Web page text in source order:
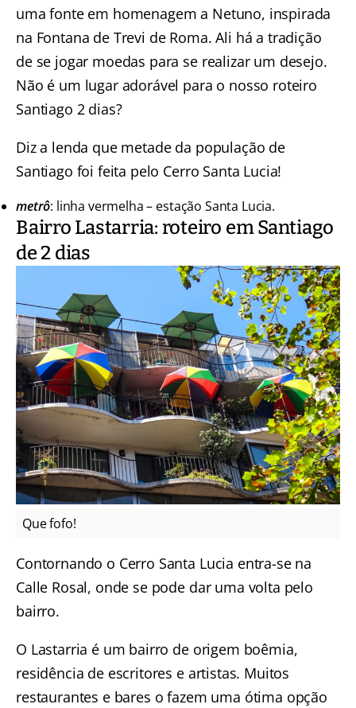
uma fonte em homenagem a Netuno, inspirada
na Fontana de Trevi de Roma. Ali há a tradição
de se jogar moedas para se realizar um desejo.
Não é um lugar adorável para o nosso roteiro
Santiago 2 dias?
Diz a lenda que metade da população de
Santiago foi feita pelo Cerro Santa Lucia!
metrô: linha vermelha – estação Santa Lucia.
Bairro Lastarria: roteiro em Santiago
de 2 dias
Que fofo!
Contornando o Cerro Santa Lucia entra-se na
Calle Rosal, onde se pode dar uma volta pelo
bairro.
O Lastarria é um bairro de origem boêmia,
residência de escritores e artistas. Muitos
restaurantes e bares o fazem uma ótima opção